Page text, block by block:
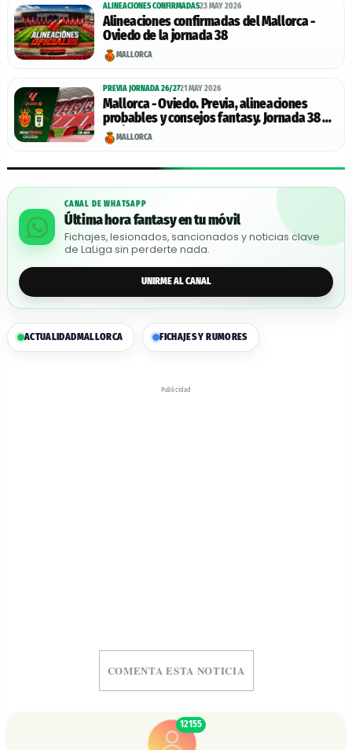
ALINEACIONES CONFIRMADAS23 MAY 2026
Alineaciones confirmadas del Mallorca -
Oviedo de la jornada 38
MALLORCA
PREVIA JORNADA 26/2721 MAY 2026
Mallorca - Oviedo. Previa, alineaciones
probables y consejos fantasy. Jornada 38 de
LaLiga.
MALLORCA
CANAL DE WHATSAPP
Última hora fantasy en tu móvil
Fichajes, lesionados, sancionados y noticias clave
de LaLiga sin perderte nada.
UNIRME AL CANAL
ACTUALIDADMALLORCA FICHAJES Y RUMORES
Publicidad
COMENTA ESTA NOTICIA
12155